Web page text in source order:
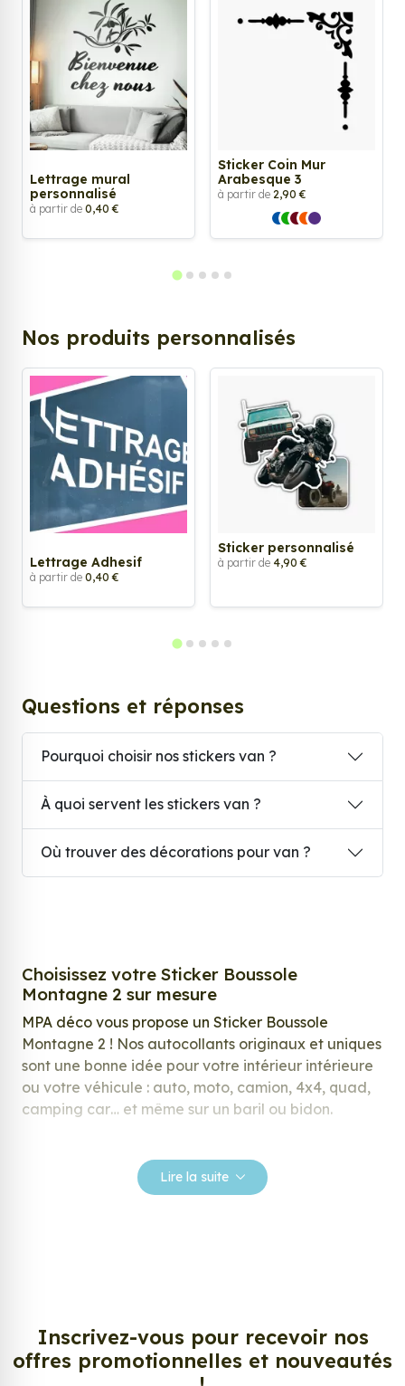
Lettrage mural
personnalisé
à partir de 0,40 €
Sticker Coin Mur
Arabesque 3
à partir de 2,90 €
Nos produits personnalisés
Lettrage Adhesif
à partir de 0,40 €
Sticker personnalisé
à partir de 4,90 €
Questions et réponses
Pourquoi choisir nos stickers van ?
À quoi servent les stickers van ?
Où trouver des décorations pour van ?
Choisissez votre Sticker Boussole
Montagne 2 sur mesure
MPA déco vous propose un Sticker Boussole
Montagne 2 ! Nos autocollants originaux et uniques
sont une bonne idée pour votre intérieur intérieure
ou votre véhicule : auto, moto, camion, 4x4, quad,
camping car… et même sur un baril ou bidon.
répondre à vos attentes, laissez vous inspirer parmi
notre large gamme de stickers.
d’autocollant, d’adhésifs ou de vinyle, sont
tendances et très populaires pour décorer votre
Lire la suite
Inscrivez-vous pour recevoir nos
offres promotionnelles et nouveautés